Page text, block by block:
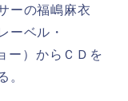
ーの福嶋麻衣
ーベル・
ー）からＣＤを
。